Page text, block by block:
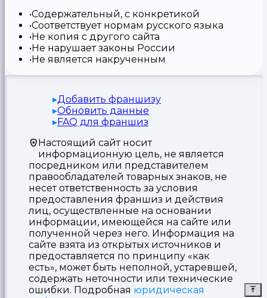
Содержательный, с конкретикой
Соответствует нормам русского языка
Не копия с другого сайта
Не нарушает законы России
Не является накрученным
Добавить франшизу
Обновить данные
FAQ для франшиз
Настоящий сайт носит
информационную цель, не является
посредником или представителем
правообладателей товарных знаков, не
несет ответственность за условия
предоставления франшиз и действия
лиц, осуществленные на основании
информации, имеющейся на сайте или
полученной через него. Информация на
сайте взята из открытых источников и
предоставляется по принципу «как
есть», может быть неполной, устаревшей,
содержать неточности или технические
ошибки. Подробная юридическая